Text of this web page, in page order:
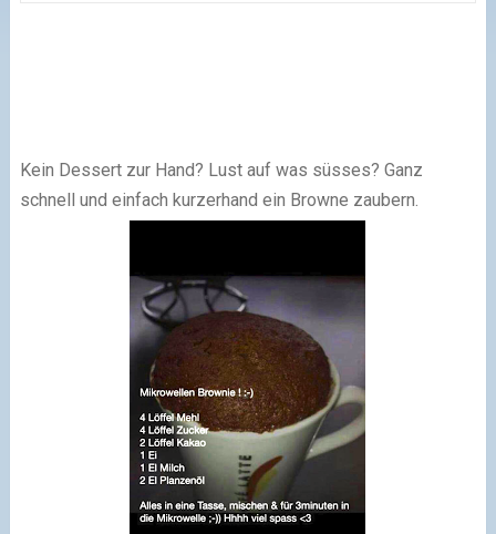
Kein Dessert zur Hand? Lust auf was süsses? Ganz
schnell und einfach kurzerhand ein Browne zaubern.